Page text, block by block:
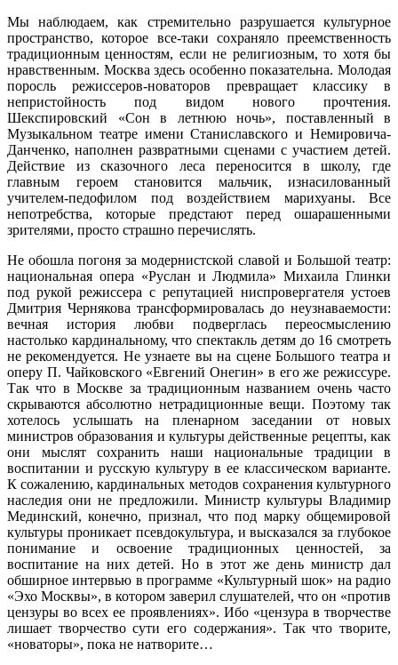
Мы наблюдаем, как стремительно разрушается культурное
пространство, которое все-таки сохраняло преемственность
традиционным ценностям, если не религиозным, то хотя бы
нравственным. Москва здесь особенно показательна. Молодая
поросль режиссеров-новаторов превращает классику в
непристойность под видом нового прочтения.
Шекспировский «Сон в летнюю ночь», поставленный в
Музыкальном театре имени Станиславского и Немировича-
Данченко, наполнен развратными сценами с участием детей.
Действие из сказочного леса переносится в школу, где
главным героем становится мальчик, изнасилованный
учителем-педофилом под воздействием марихуаны. Все
непотребства, которые предстают перед ошарашенными
зрителями, просто страшно перечислять.
Не обошла погоня за модернистской славой и Большой театр:
национальная опера «Руслан и Людмила» Михаила Глинки
под рукой режиссера с репутацией ниспровергателя устоев
Дмитрия Чернякова трансформировалась до неузнаваемости:
вечная история любви подверглась переосмыслению
настолько кардинальному, что спектакль детям до 16 смотреть
не рекомендуется. Не узнаете вы на сцене Большого театра и
оперу П. Чайковского «Евгений Онегин» в его же режиссуре.
Так что в Москве за традиционным названием очень часто
скрываются абсолютно нетрадиционные вещи. Поэтому так
хотелось услышать на пленарном заседании от новых
министров образования и культуры действенные рецепты, как
они мыслят сохранить наши национальные традиции в
воспитании и русскую культуру в ее классическом варианте.
К сожалению, кардинальных методов сохранения культурного
наследия они не предложили. Министр культуры Владимир
Мединский, конечно, признал, что под марку общемировой
культуры проникает псевдокультура, и высказался за глубокое
понимание и освоение традиционных ценностей, за
воспитание на них детей. Но в этот же день министр дал
обширное интервью в программе «Культурный шок» на радио
«Эхо Москвы», в котором заверил слушателей, что он «против
цензуры во всех ее проявлениях». Ибо «цензура в творчестве
лишает творчество сути его содержания». Так что творите,
«новаторы», пока не натворите…